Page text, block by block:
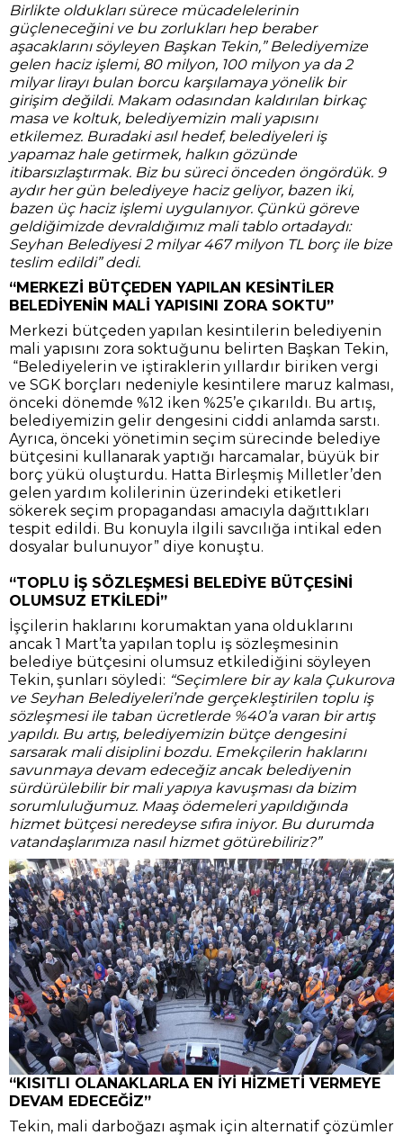
Birlikte oldukları sürece mücadelelerinin
güçleneceğini ve bu zorlukları hep beraber
aşacaklarını söyleyen Başkan Tekin,” Belediyemize
gelen haciz işlemi, 80 milyon, 100 milyon ya da 2
milyar lirayı bulan borcu karşılamaya yönelik bir
girişim değildi. Makam odasından kaldırılan birkaç
masa ve koltuk, belediyemizin mali yapısını
etkilemez. Buradaki asıl hedef, belediyeleri iş
yapamaz hale getirmek, halkın gözünde
itibarsızlaştırmak. Biz bu süreci önceden öngördük. 9
aydır her gün belediyeye haciz geliyor, bazen iki,
bazen üç haciz işlemi uygulanıyor. Çünkü göreve
geldiğimizde devraldığımız mali tablo ortadaydı:
Seyhan Belediyesi 2 milyar 467 milyon TL borç ile bize
teslim edildi” dedi.
“MERKEZİ BÜTÇEDEN YAPILAN KESİNTİLER
BELEDİYENİN MALİ YAPISINI ZORA SOKTU”
Merkezi bütçeden yapılan kesintilerin belediyenin
mali yapısını zora soktuğunu belirten Başkan Tekin,
“Belediyelerin ve iştiraklerin yıllardır biriken vergi
ve SGK borçları nedeniyle kesintilere maruz kalması,
önceki dönemde %12 iken %25’e çıkarıldı. Bu artış,
belediyemizin gelir dengesini ciddi anlamda sarstı.
Ayrıca, önceki yönetimin seçim sürecinde belediye
bütçesini kullanarak yaptığı harcamalar, büyük bir
borç yükü oluşturdu. Hatta Birleşmiş Milletler’den
gelen yardım kolilerinin üzerindeki etiketleri
sökerek seçim propagandası amacıyla dağıttıkları
tespit edildi. Bu konuyla ilgili savcılığa intikal eden
dosyalar bulunuyor” diye konuştu.
“TOPLU İŞ SÖZLEŞMESİ BELEDİYE BÜTÇESİNİ
OLUMSUZ ETKİLEDİ”
İşçilerin haklarını korumaktan yana olduklarını
ancak 1 Mart’ta yapılan toplu iş sözleşmesinin
belediye bütçesini olumsuz etkilediğini söyleyen
Tekin, şunları söyledi: “Seçimlere bir ay kala Çukurova
ve Seyhan Belediyeleri’nde gerçekleştirilen toplu iş
sözleşmesi ile taban ücretlerde %40’a varan bir artış
yapıldı. Bu artış, belediyemizin bütçe dengesini
sarsarak mali disiplini bozdu. Emekçilerin haklarını
savunmaya devam edeceğiz ancak belediyenin
sürdürülebilir bir mali yapıya kavuşması da bizim
sorumluluğumuz. Maaş ödemeleri yapıldığında
hizmet bütçesi neredeyse sıfıra iniyor. Bu durumda
vatandaşlarımıza nasıl hizmet götürebiliriz?”
“KISITLI OLANAKLARLA EN İYİ HİZMETİ VERMEYE
DEVAM EDECEĞİZ”
Tekin, mali darboğazı aşmak için alternatif çözümler